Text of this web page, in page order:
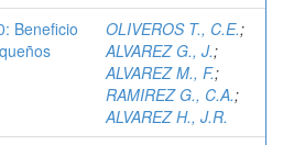
Beneficio
OLIVEROS T., C.E.;
ALVAREZ G., J.;
ALVAREZ M., F.;
RAMIREZ G., C.A.;
ALVAREZ H., J.R.